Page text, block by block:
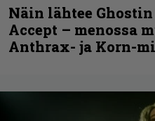
Näin lähtee
Accept – menossa
Anthrax- ja Korn-